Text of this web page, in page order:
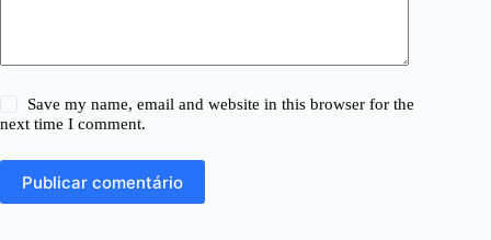
Save my name, email and website in this browser for the
next time I comment.
Publicar comentário